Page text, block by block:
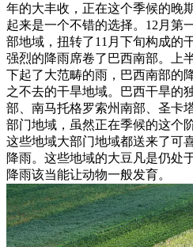
年的大丰收，正在这个季候的晚
起来是一个不错的选择。12月第
部地域，扭转了11月下旬构成的
强烈的降雨席卷了巴西南部。上
下起了大范畴的雨，巴西南部的
之不去的干旱地域。巴西干旱的
部、南马托格罗索州南部、圣卡
部门地域，虽然正在季候的这个
这些地域大部门地域都送来了可
降雨。这些地域的大豆凡是仍处
降雨该当能让动物一般发育。